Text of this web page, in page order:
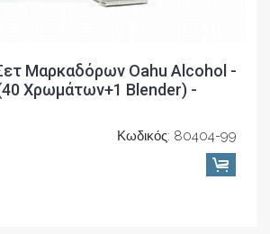
Μαρκαδόρων Oahu Alcohol -
Χρωμάτων+1 Blender) -
Κωδικός: 80404-99